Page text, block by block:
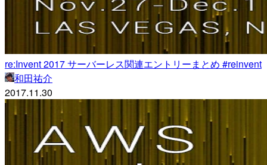
re:Invent 2017 サーバーレス関連エントリーまとめ #reinvent
和田祐介
2017.11.30